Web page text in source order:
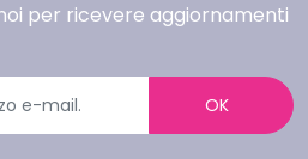
per ricevere aggiornamenti
OK